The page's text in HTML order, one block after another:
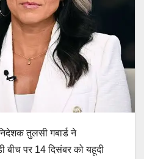
तुलसी गबार्ड ने
बीच पर 14 दिसंबर को यहूदी